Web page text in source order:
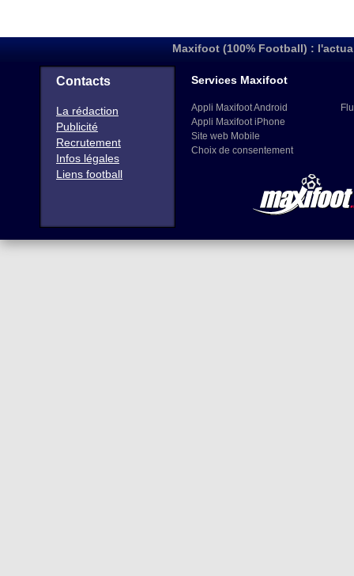
Maxifoot (100% Football) :
Contacts
La rédaction
Publicité
Recrutement
Infos légales
Liens football
Services Maxifoot
Appli Maxifoot Android
Appli Maxifoot iPhone
Site web Mobile
Choix de consentement